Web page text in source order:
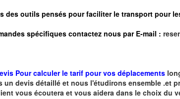
des outils pensés pour faciliter letransport pour
spécifiques contactez nous par E-mail :
Pour calculer le tarif pour vos déplacements
un devis détaillé et nous l'étudirons ensemble .et
vous écoutera et vous aidera dans le choix du